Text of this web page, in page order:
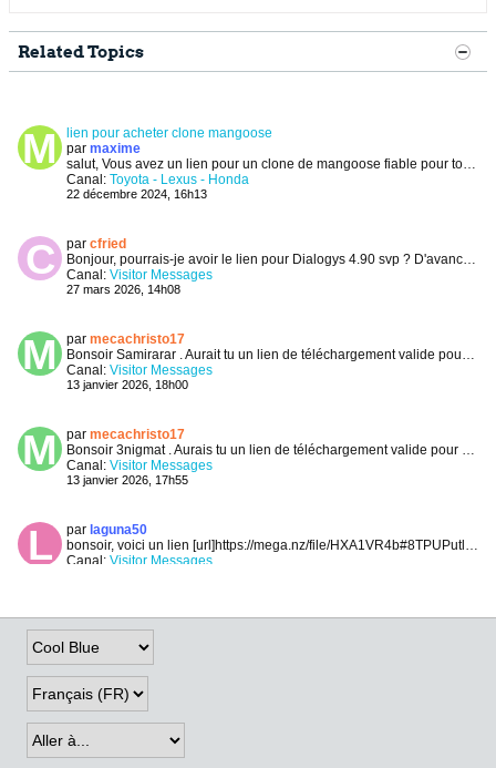
Related Topics
lien pour acheter clone mangoose
par maxime
salut, Vous avez un lien pour un clone de mangoose fiable pour toyota/lexus ?
Canal: Toyota - Lexus - Honda
22 décembre 2024, 16h13
par cfried
Bonjour, pourrais-je avoir le lien pour Dialogys 4.90 svp ? D'avance merci pour le partage et bonne journée
Canal: Visitor Messages
27 mars 2026, 14h08
par mecachristo17
Bonsoir Samirarar .Aurait tu un lien de téléchargement valide pour Davinci 1.0.28 ?
Canal: Visitor Messages
13 janvier 2026, 18h00
par mecachristo17
Bonsoir 3nigmat .Aurais tu un lien de téléchargement valide pour Davinci 1.0.28 .
Canal: Visitor Messages
13 janvier 2026, 17h55
par laguna50
bonsoir, voici un lien [url]https://mega.nz/file/HXA1VR4b#8TPUPutlz8C5EU6QVkQ6ekCsDwZ7lipapoUdcBwN7 9o[/url]
Canal: Visitor Messages